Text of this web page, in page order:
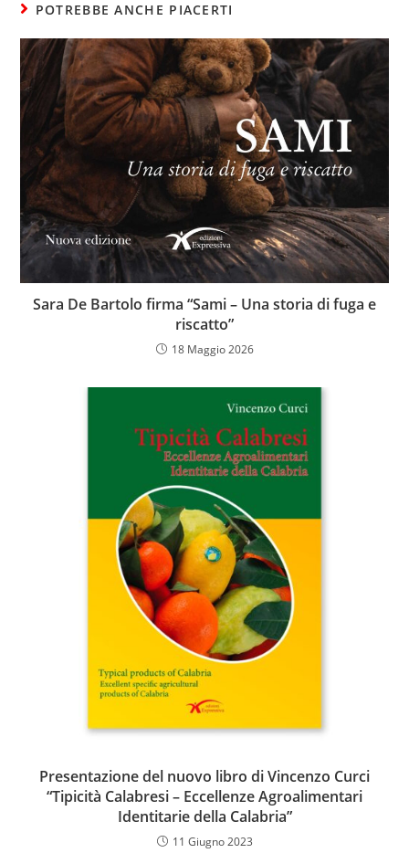
POTREBBE ANCHE PIACERTI
Sara De Bartolo firma “Sami – Una storia di fuga e
riscatto”
18 Maggio 2026
Presentazione del nuovo libro di Vincenzo Curci
“Tipicità Calabresi – Eccellenze Agroalimentari
Identitarie della Calabria”
11 Giugno 2023